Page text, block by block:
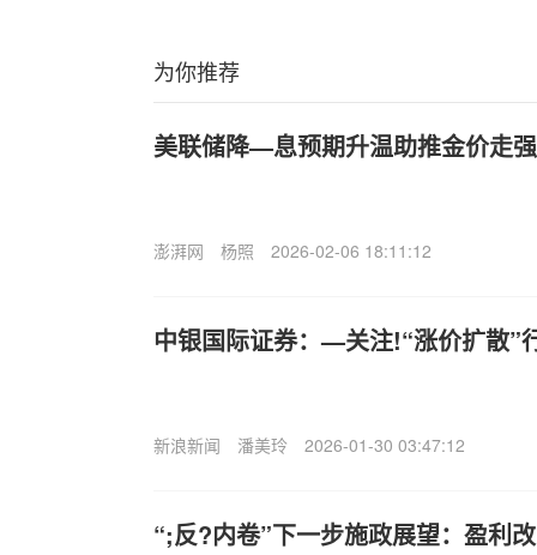
为你推荐
美联储降—息预期升温助推金价走
澎湃网 杨照 2026-02-06 18:11:12
中银国际证券：—关注!“涨价扩散”
新浪新闻 潘美玲 2026-01-30 03:47:12
“;反?内卷”下一步施政展望：盈利